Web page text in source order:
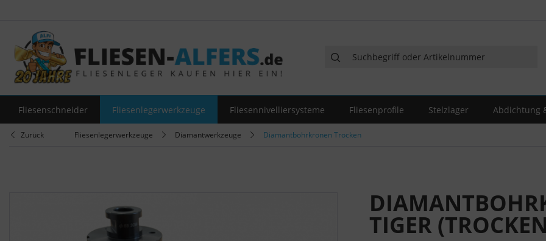
Fliesenschneider Fliesenlegerwerkzeuge Fliesennivelliersysteme Fliesenprofile Stelzlager Abdichtung
Zurück Fliesenlegerwerkzeuge Diamantwerkzeuge Diamantbohrkronen Trocken
TIGER